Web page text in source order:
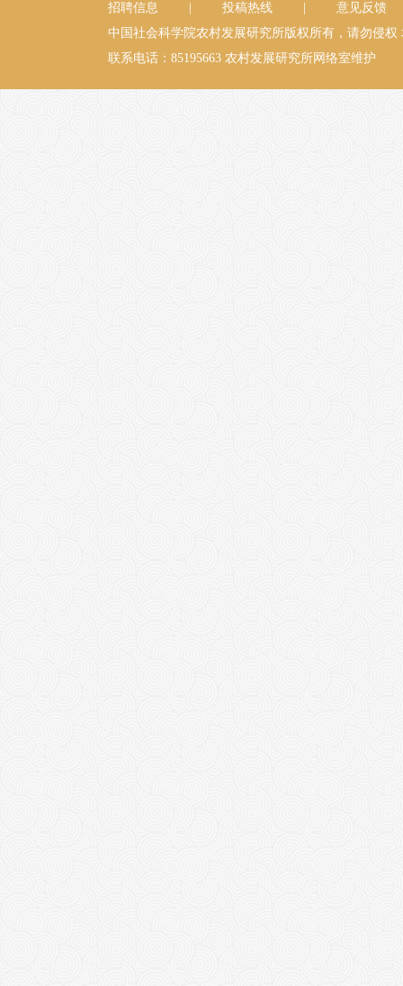
招聘信息 投稿热线
意见反馈
中国社会科学院农村发展研究所版权所有，请勿侵权
联系电话：85195663 农村发展研究所网络室维护